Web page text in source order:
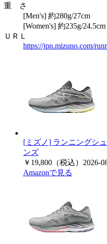
重 さ
[Men's] 約280g/27cm
[Women's] 約235g/24.5cm
ＵＲＬ
https://jpn.mizuno.com/
[ミズノ] ランニングシ
ンズ
￥19,800（税込） 2026-
Amazonで見る